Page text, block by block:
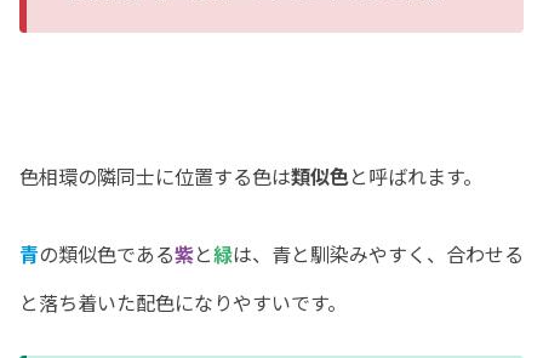
色相環の隣同士に位置する色は類似色と呼ばれます。
青の類似色である紫と緑は、青と馴染みやすく、合わせる
と落ち着いた配色になりやすいです。